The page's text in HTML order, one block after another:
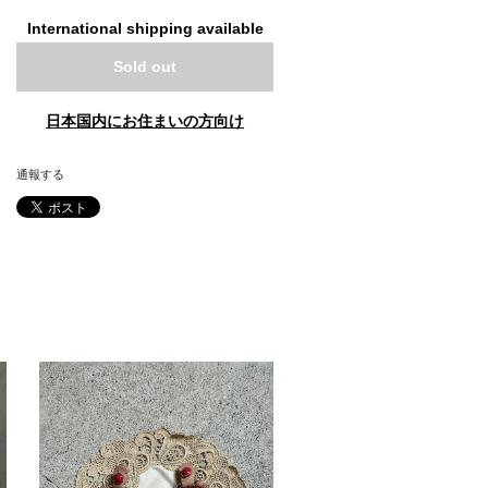
International shipping available
Sold out
日本国内にお住まいの方向け
通報する